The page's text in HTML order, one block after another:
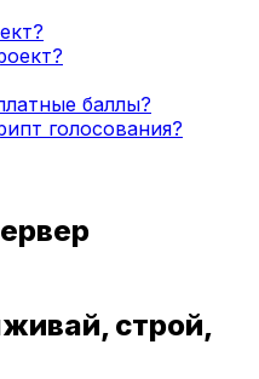
баллы?
голосования?
строй,